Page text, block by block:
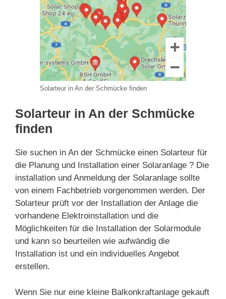
Solarteur in An der Schmücke finden
Solarteur in An der Schmücke
finden
Sie suchen in An der Schmücke einen Solarteur für
die Planung und Installation einer Solaranlage ? Die
installation und Anmeldung der Solaranlage sollte
von einem Fachbetrieb vorgenommen werden. Der
Solarteur prüft vor der Installation der Anlage die
vorhandene Elektroinstallation und die
Möglichkeiten für die Installation der Solarmodule
und kann so beurteilen wie aufwändig die
Installation ist und ein individuelles Angebot
erstellen.
Wenn Sie nur eine kleine Balkonkraftanlage gekauft